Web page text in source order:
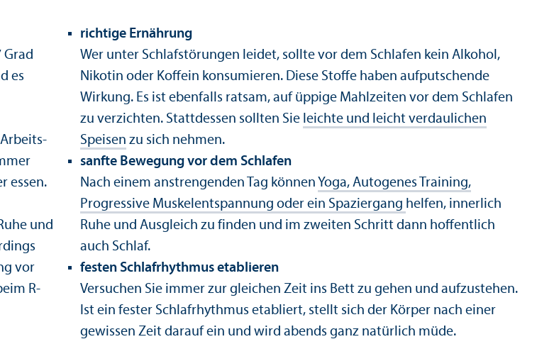
es
Arbeits­
essen.
und
vor
R­
richtige Ernährung
Wer unter Schlafstörungen leidet, sollte vor dem Schlafen kein Alkohol,
Nikotin oder Koffein konsumieren. Diese Stoffe haben aufputschende
Wirkung. Es ist ebenfalls ratsam, auf üppige Mahlzeiten vor dem Schlafen
zu verzichten. Stattdessen sollten Sie leichte und leicht verdaulichen
Speisen zu sich nehmen.
sanfte Bewegung vor dem Schlafen
Nach einem anstrengenden Tag können Yoga, Autogenes Training,
Progressive Muskelentspannung oder ein Spaziergang helfen, innerlich
Ruhe und Ausgleich zu finden und im zweiten Schritt dann hoffentlich
auch Schlaf.
festen Schlafrhythmus etablieren
Versuchen Sie immer zur gleichen Zeit ins Bett zu gehen und aufzustehen.
Ist ein fester Schlafrhythmus etabliert, stellt sich der Körper nach einer
gewissen Zeit darauf ein und wird abends ganz natürlich müde.